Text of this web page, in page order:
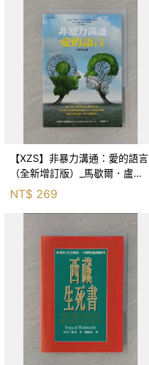
【XZS】非暴力溝通：愛的語言
（全新增訂版）_馬歇爾．盧森
堡, 蕭寶森
NT$ 269